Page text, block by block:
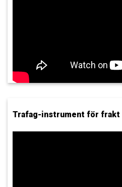
Trafag-instrument för frakt